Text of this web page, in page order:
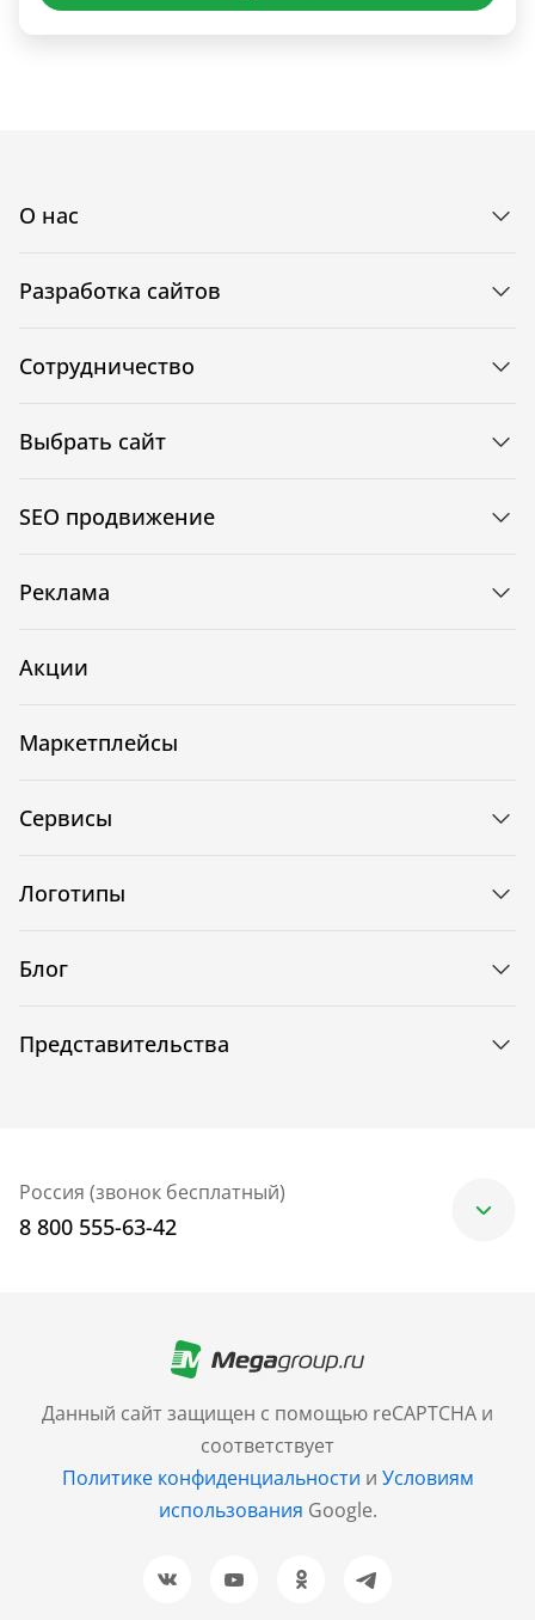
Данный сайт защищен с помощью reCAPTCHA и
соответствует
Политике конфиденциальности и Условиям
использования Google.
О нас
Разработка сайтов
Сотрудничество
Выбрать сайт
SEO продвижение
Реклама
Акции
Маркетплейсы
Сервисы
Логотипы
Блог
Представительства
Россия (звонок бесплатный)
8 800 555-63-42
+7 (499) 705-30-10
Санкт-Петербург
+7 (812) 600-77-33
Барнаул
+7 (961) 999-93-93
Новосибирск